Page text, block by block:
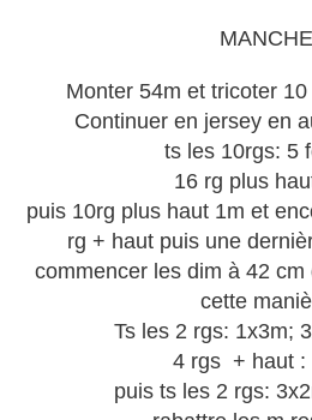
Monter 54m et tricoter
Continuer en jersey en
ts les 10rgs: 5
16 rg plus
puis 10rg plus haut 1m et
rg + haut puis une
commencer les dim à 42
cette
Ts les 2 rgs: 1x3m;
4 rgs + haut :
puis ts les 2 rgs: